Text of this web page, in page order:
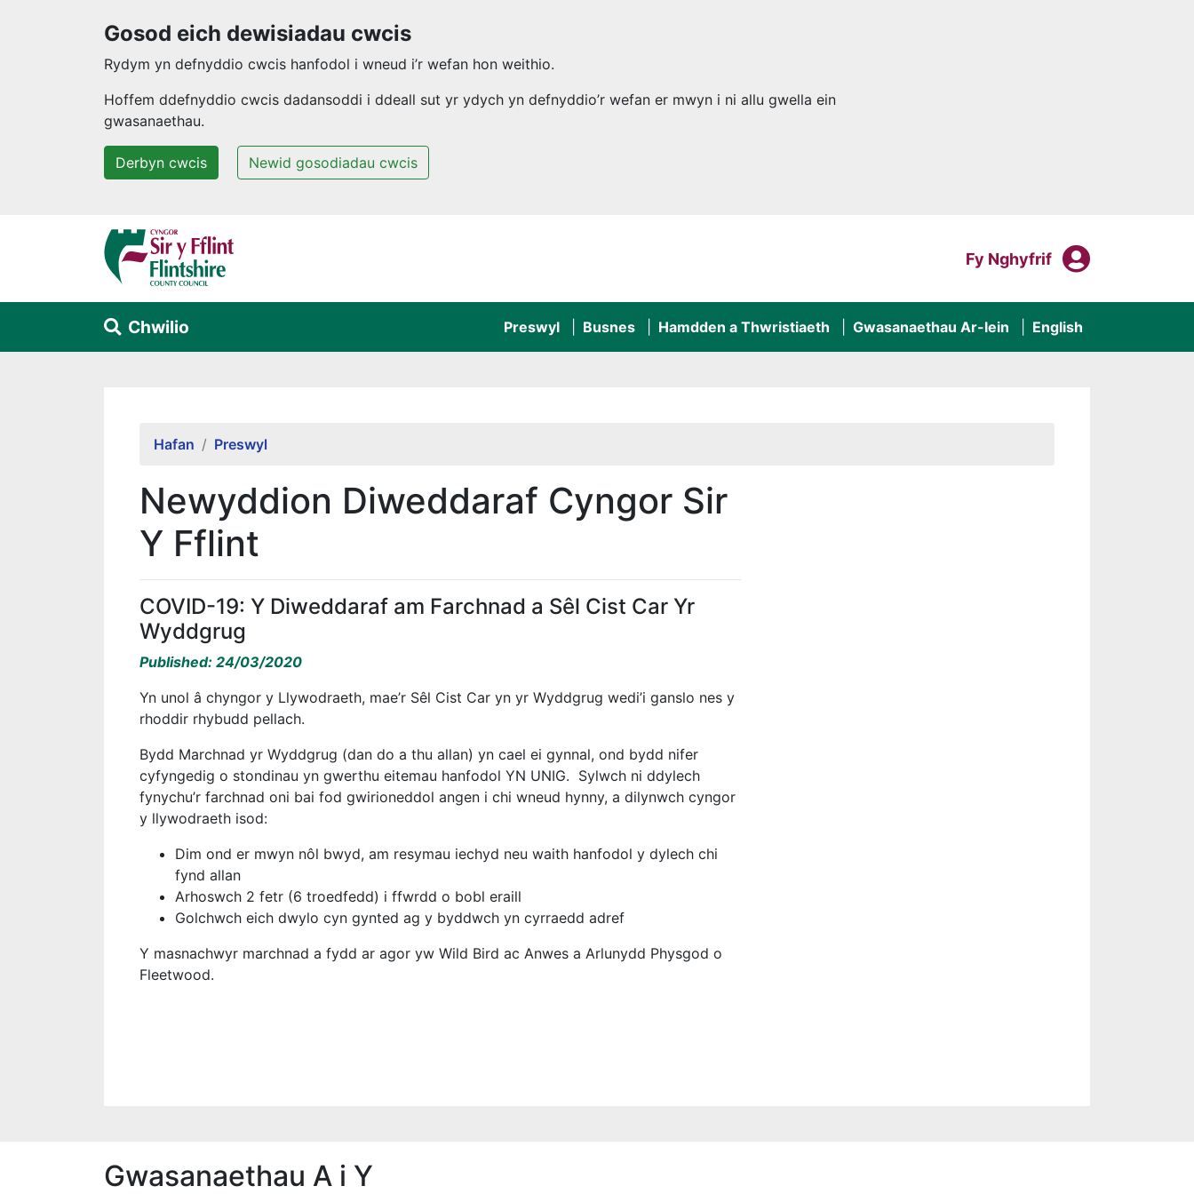
Gosod eich dewisiadau cwcis
Rydym yn defnyddio cwcis hanfodol i wneud i’r wefan hon weithio.
Hoffem ddefnyddio cwcis dadansoddi i ddeall sut yr ydych yn defnyddio’r wefan er mwyn i ni allu gwella ein
gwasanaethau.
Derbyn cwcis Newid gosodiadau cwcis
Neidio i'r prif gynnwys
Mewngofnodi I
Fy Nghyfrif Fy
Chwilio Preswyl Busnes Hamdden a Thwristiaeth Gwasanaethau Ar-lein English
Hafan Preswyl
Newyddion Diweddaraf Cyngor Sir
Y Fflint
COVID-19: Y Diweddaraf am Farchnad a Sêl Cist Car Yr
Wyddgrug
Published: 24/03/2020
Yn unol â chyngor y Llywodraeth, mae’r Sêl Cist Car yn yr Wyddgrug wedi’i ganslo nes y
rhoddir rhybudd pellach.
Bydd Marchnad yr Wyddgrug (dan do a thu allan) yn cael ei gynnal, ond bydd nifer
cyfyngedig o stondinau yn gwerthu eitemau hanfodol YN UNIG. Sylwch ni ddylech
fynychu’r farchnad oni bai fod gwirioneddol angen i chi wneud hynny, a dilynwch cyngor
y llywodraeth isod:
Dim ond er mwyn nôl bwyd, am resymau iechyd neu waith hanfodol y dylech chi
fynd allan
Arhoswch 2 fetr (6 troedfedd) i ffwrdd o bobl eraill
Golchwch eich dwylo cyn gynted ag y byddwch yn cyrraedd adref
Y masnachwyr marchnad a fydd ar agor yw Wild Bird ac Anwes a Arlunydd Physgod o
Fleetwood.
Gwasanaethau A i Y